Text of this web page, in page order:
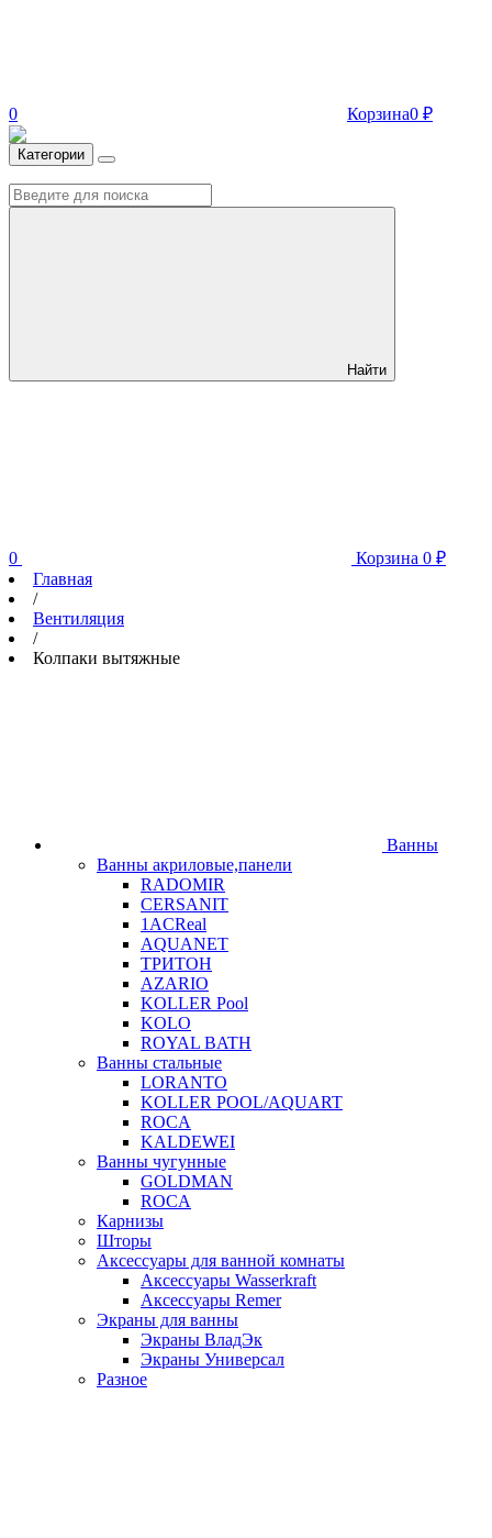
0 Корзина0 ₽
Категории
Найти
0 Корзина 0 ₽
Главная
/
Вентиляция
/
Колпаки вытяжные
Ванны
Ванны акриловые,панели
RADOMIR
CERSANIT
1ACReal
AQUANET
ТРИТОН
AZARIO
KOLLER Pool
KOLO
ROYAL BATH
Ванны стальные
LORANTO
KOLLER POOL/AQUART
ROCA
KALDEWEI
Ванны чугунные
GOLDMAN
ROCA
Карнизы
Шторы
Аксессуары для ванной комнаты
Аксессуары Wasserkraft
Аксессуары Remer
Экраны для ванны
Экраны ВладЭк
Экраны Универсал
Разное